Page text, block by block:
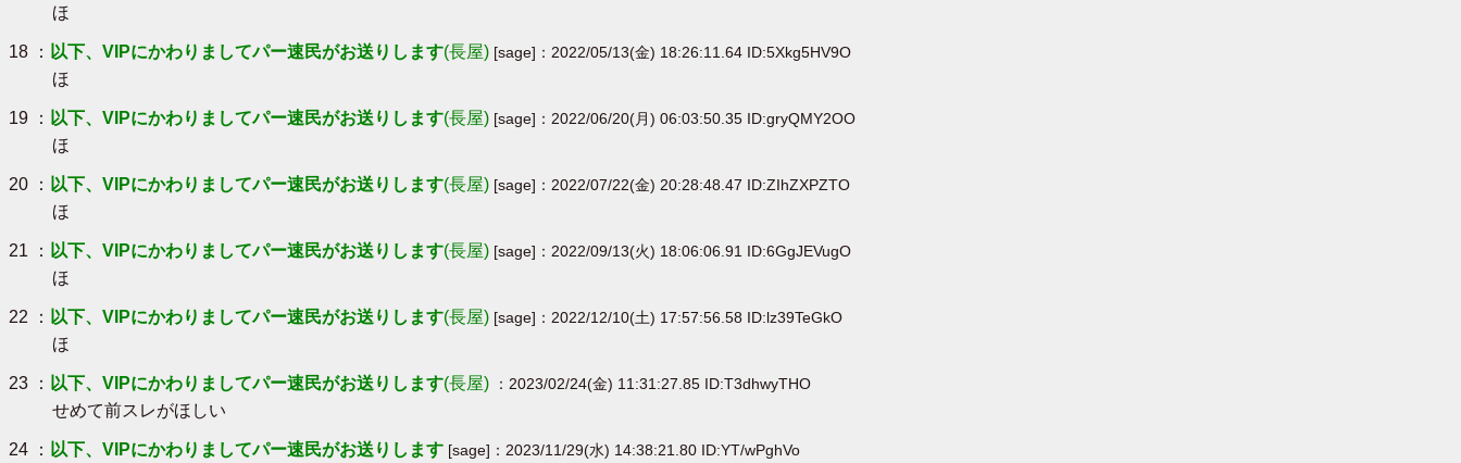
ほ
18 ： 以下、VIPにかわりましてパー速民がお送りします(長屋) [sage]：2022/05/13(金) 18:26:11.64 ID:5Xkg5HV9O
ほ
19 ： 以下、VIPにかわりましてパー速民がお送りします(長屋) [sage]：2022/06/20(月) 06:03:50.35 ID:gryQMY2OO
ほ
20 ： 以下、VIPにかわりましてパー速民がお送りします(長屋) [sage]：2022/07/22(金) 20:28:48.47 ID:ZIhZXPZTO
ほ
21 ： 以下、VIPにかわりましてパー速民がお送りします(長屋) [sage]：2022/09/13(火) 18:06:06.91 ID:6GgJEVugO
ほ
22 ： 以下、VIPにかわりましてパー速民がお送りします(長屋) [sage]：2022/12/10(土) 17:57:56.58 ID:lz39TeGkO
ほ
23 ： 以下、VIPにかわりましてパー速民がお送りします(長屋) ：2023/02/24(金) 11:31:27.85 ID:T3dhwyTHO
せめて前スレがほしい
24 ： 以下、VIPにかわりましてパー速民がお送りします [sage]：2023/11/29(水) 14:38:21.80 ID:YT/wPghVo